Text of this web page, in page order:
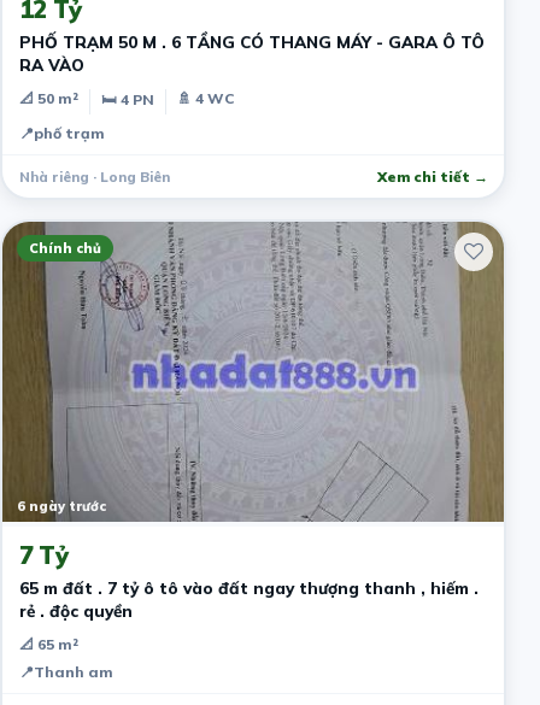
12 Tỷ
PHỐ TRẠM 50 M . 6 TẦNG CÓ THANG MÁY - GARA Ô TÔ
RA VÀO
📐 50 m² 🛏 4 PN
🚿 4 WC
📍phố trạm
Nhà riêng · Long Biên Xem chi tiết →
Chính chủ
6 ngày trước
7 Tỷ
65 m đất . 7 tỷ ô tô vào đất ngay thượng thanh , hiếm .
rẻ . độc quyền
📐 65 m²
📍Thanh am